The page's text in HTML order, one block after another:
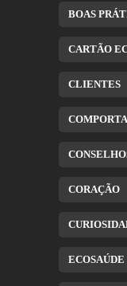
BOAS
CARTÃO
CLIENTES
CORAÇÃO
ECOSAÚDE